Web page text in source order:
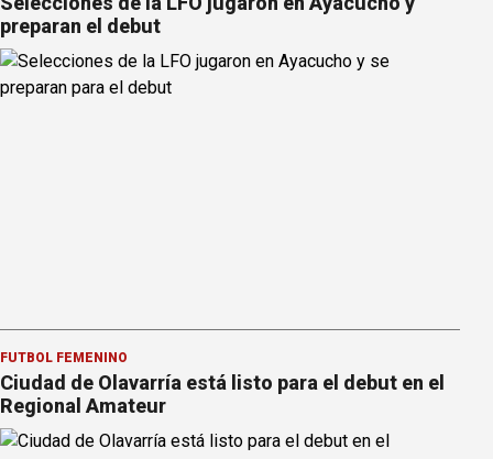
preparan el debut
FÚTBOL FEMENINO
Ciudad de Olavarría está listo para el debut en el
Regional Amateur